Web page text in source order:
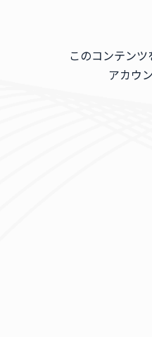
このコンテン
アカウ